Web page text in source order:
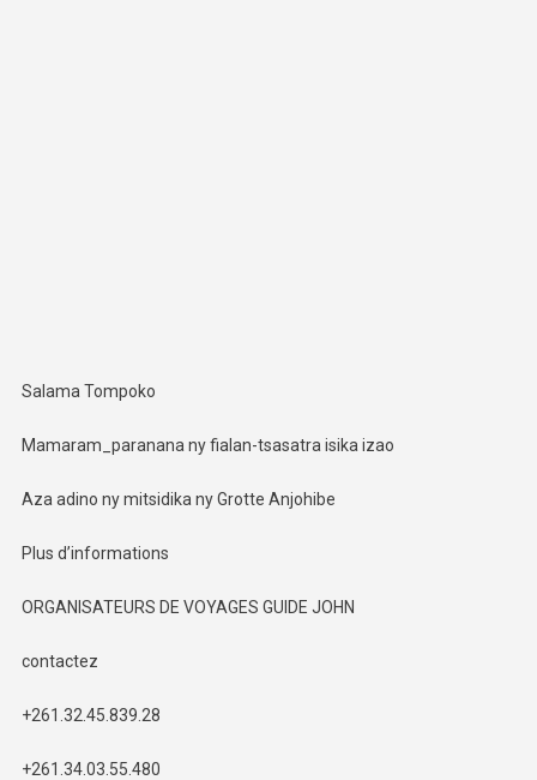
Salama Tompoko
Mamaram_paranana ny fialan-tsasatra isika izao
Aza adino ny mitsidika ny Grotte Anjohibe
Plus d’informations
ORGANISATEURS DE VOYAGES GUIDE JOHN
contactez
+261.32.45.839.28
+261.34.03.55.480